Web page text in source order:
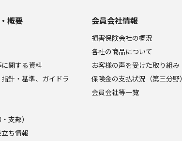
概要
関する資料
針・基準、ガイドラ
支部）
ち情報
会員会社情報
損害保険会社の概況
各社の商品について
お客様の声を受けた取り組み
保険金の支払状況（第三分野）
会員会社等一覧